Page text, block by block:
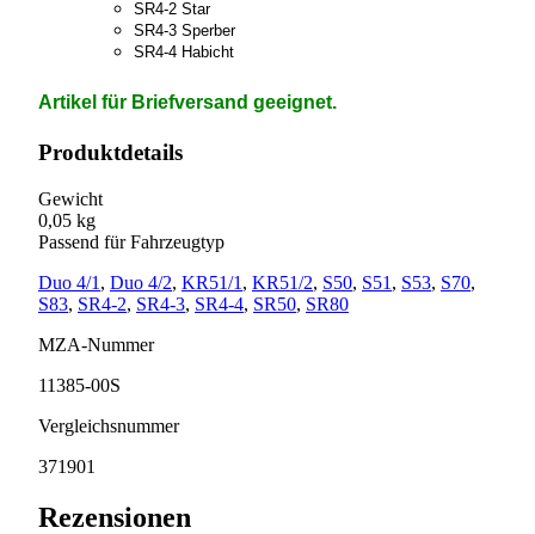
SR4-2 Star
SR4-3 Sperber
SR4-4 Habicht
Artikel für Briefversand geeignet.
Produktdetails
Gewicht
0,05 kg
Passend für Fahrzeugtyp
Duo 4/1 , Duo 4/2, KR51/1 , KR51/2, S50, S51 , S53, S70,
S83, SR4-2, SR4-3, SR4-4, SR50, SR80
MZA-Nummer
11385-00S
Vergleichsnummer
371901
Rezensionen